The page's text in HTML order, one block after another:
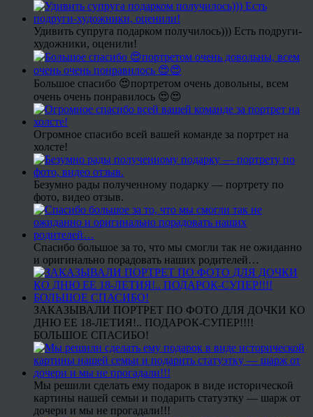
Удивить супруга подарком получилось))) Есть подруги-
художники, оценили!
Большое спасибо 😍портретом очень довольны, всем
очень очень понравилось 😍😍
Огромное спасибо всей вашей команде за портрет на
холсте!
Безумно рады полученному подарку — портрету по
фото, видео отзыв.
Спасибо большое за то, что мы смогли так не ожиданно
и оригинально порадовать наших родителей…
ЗАКАЗЫВАЛИ ПОРТРЕТ ПО ФОТО ДЛЯ ДОЧКИ КО
ДНЮ ЕЕ 18-ЛЕТИЯ!.. ПОДАРОК-СУПЕР!!!!
БОЛЬШОЕ СПАСИБО!
Мы решили сделать ему подарок в виде исторической
картины нашей семьи и подарить статуэтку — шарж от
дочери и мы не прогадали!!!